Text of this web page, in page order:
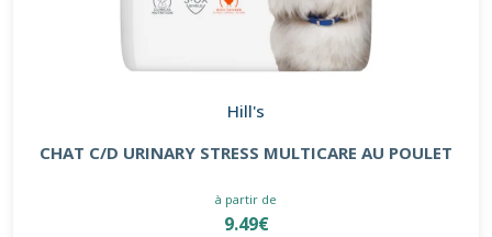
Hill's
CHAT C/D URINARY STRESS MULTICARE AU POULET
à partir de
9.49€